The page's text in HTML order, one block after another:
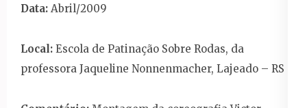
Data: Abril/2009
Local: Escola de Patinação Sobre Rodas, da
professora Jaqueline Nonnenmacher, Lajeado – RS